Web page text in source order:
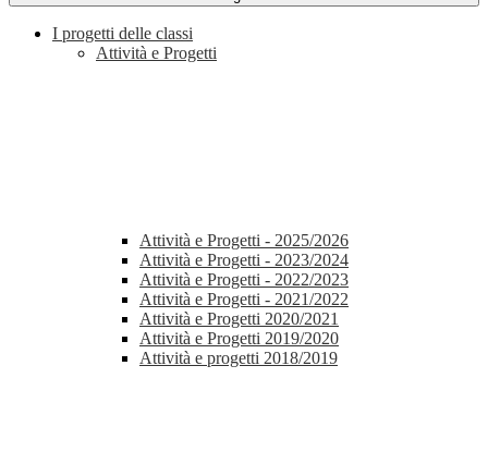
I progetti delle classi
Attività e Progetti
Attività e Progetti - 2025/2026
Attività e Progetti - 2023/2024
Attività e Progetti - 2022/2023
Attività e Progetti - 2021/2022
Attività e Progetti 2020/2021
Attività e Progetti 2019/2020
Attività e progetti 2018/2019